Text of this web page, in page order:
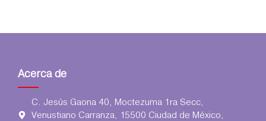
Acerca de
C. Jesús Gaona 40, Moctezuma 1ra Secc,
Venustiano Carranza, 15500 Ciudad de México,